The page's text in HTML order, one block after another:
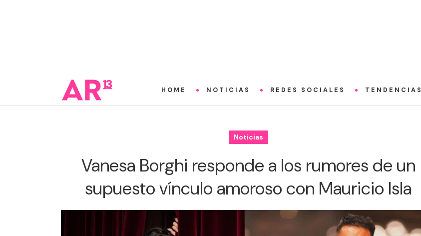
HOME NOTICIAS REDES SOCIALES TENDENCIAS
Noticias
Vanesa Borghi responde a los rumores de un
supuesto vínculo amoroso con Mauricio Isla